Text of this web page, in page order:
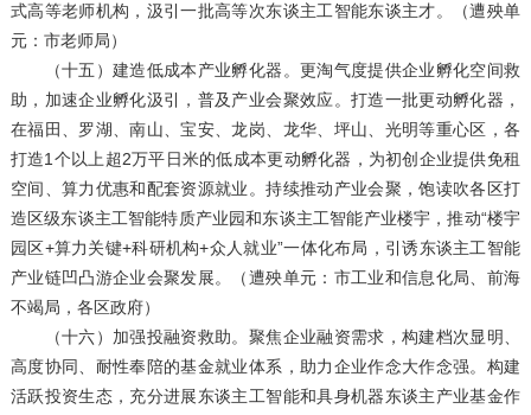
式高等老师机构，汲引一批高等次东谈主工智能东谈主才。（遭殃单
元：市老师局）
（十五）建造低成本产业孵化器。更淘气度提供企业孵化空间救
助，加速企业孵化汲引，普及产业会聚效应。打造一批更动孵化器，
在福田、罗湖、南山、宝安、龙岗、龙华、坪山、光明等重心区，各
打造1个以上超2万平日米的低成本更动孵化器，为初创企业提供免租
空间、算力优惠和配套资源就业。持续推动产业会聚，饱读吹各区打
造区级东谈主工智能特质产业园和东谈主工智能产业楼宇，推动“楼宇
园区+算力关键+科研机构+众人就业”一体化布局，引诱东谈主工智能
产业链凹凸游企业会聚发展。（遭殃单元：市工业和信息化局、前海
不竭局，各区政府）
（十六）加强投融资救助。聚焦企业融资需求，构建档次显明、
高度协同、耐性奉陪的基金就业体系，助力企业作念大作念强。构建
活跃投资生态，充分进展东谈主工智能和具身机器东谈主产业基金作